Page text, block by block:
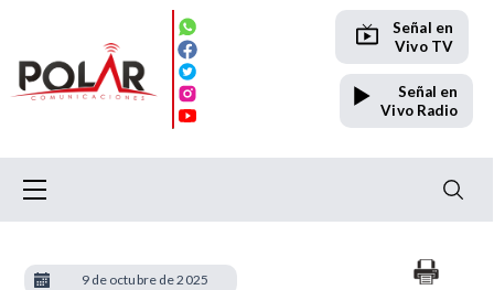
Señal en
Vivo TV
Señal en
Vivo Radio
9 de octubre de 2025